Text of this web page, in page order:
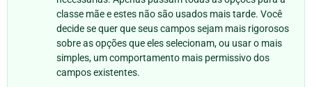
classe mãe e estes não são usados mais tarde. Você
decide se quer que seus campos sejam mais rigorosos
sobre as opções que eles selecionam, ou usar o mais
simples, um comportamento mais permissivo dos
campos existentes.